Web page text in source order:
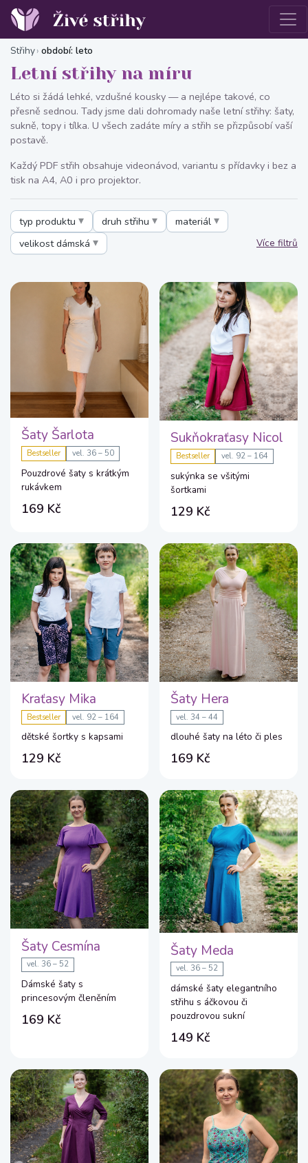
Střihy období: leto
Letní střihy na míru
Léto si žádá lehké, vzdušné kousky — a nejlépe takové, co
přesně sednou. Tady jsme dali dohromady naše letní střihy: šaty,
sukně, topy i tílka. U všech zadáte míry a střih se přizpůsobí vaší
postavě.
Každý PDF střih obsahuje videonávod, variantu s přídavky i bez a
tisk na A4, A0 i pro projektor.
typ produktu druh střihu
materiál
velikost dámská
Více filtrů
Šaty Šarlota
Bestseller vel. 36 – 50
Pouzdrové šaty s krátkým
rukávkem
169 Kč
Sukňokraťasy Nicol
Bestseller vel. 92 – 164
sukýnka se všitými
šortkami
129 Kč
Kraťasy Mika
Bestseller vel. 92 – 164
dětské šortky s kapsami
129 Kč
Šaty Hera
vel. 34 – 44
dlouhé šaty na léto či ples
169 Kč
Šaty Cesmína
vel. 36 – 52
Dámské šaty s
princesovým členěním
169 Kč
Šaty Meda
vel. 36 – 52
dámské šaty elegantního
střihu s áčkovou či
pouzdrovou sukní
149 Kč